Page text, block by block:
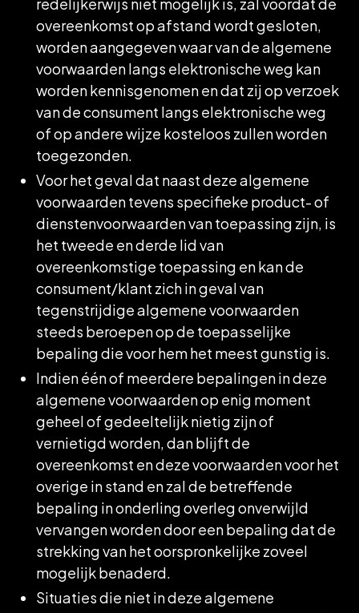
overeenkomst op afstand wordt gesloten,
worden aangegeven waar van de algemene
voorwaarden langs elektronische weg kan
worden kennisgenomen en dat zij op verzoek
van de consument langs elektronische weg
of op andere wijze kosteloos zullen worden
toegezonden.
Voor het geval dat naast deze algemene
voorwaarden tevens specifieke product- of
dienstenvoorwaarden van toepassing zijn, is
het tweede en derde lid van
overeenkomstige toepassing en kan de
consument/klant zich in geval van
tegenstrijdige algemene voorwaarden
steeds beroepen op de toepasselijke
bepaling die voor hem het meest gunstig is.
Indien één of meerdere bepalingen in deze
algemene voorwaarden op enig moment
geheel of gedeeltelijk nietig zijn of
vernietigd worden, dan blijft de
overeenkomst en deze voorwaarden voor het
overige in stand en zal de betreffende
bepaling in onderling overleg onverwijld
vervangen worden door een bepaling dat de
strekking van het oorspronkelijke zoveel
mogelijk benaderd.
Situaties die niet in deze algemene